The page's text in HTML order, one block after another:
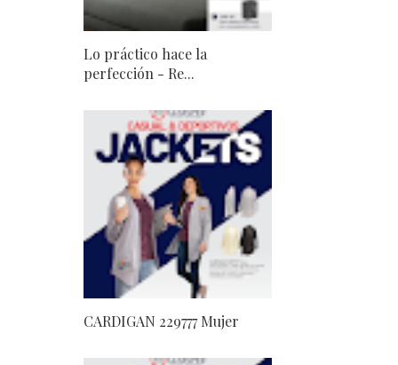
Lo práctico hace la
perfección - Re...
CARDIGAN 229777 Mujer